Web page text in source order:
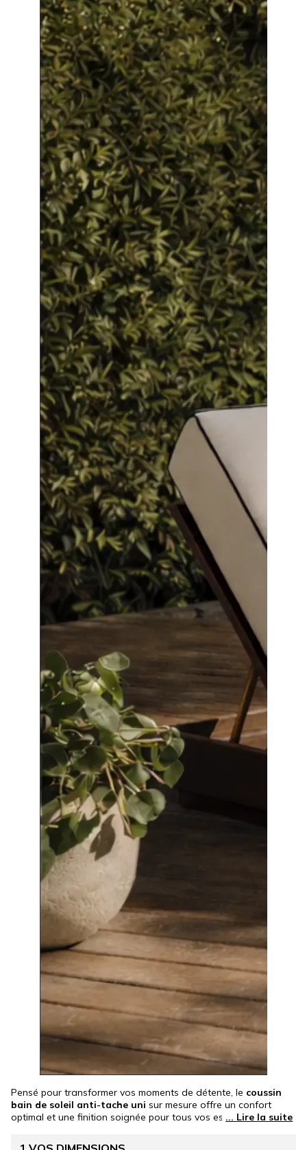
Pensé pour transformer vos moments de détente, le coussin
bain de soleil anti-tache uni sur mesure offre un confort
optimal et une finition soignée pour tous vos espaces
il s’adapte parfaitement à votre bain de soleil grâce à des